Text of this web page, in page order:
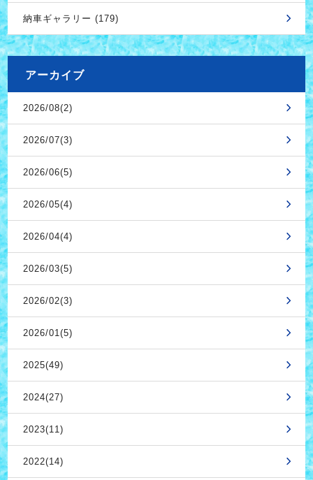
納車ギャラリー (179)
アーカイブ
2026/08(2)
2026/07(3)
2026/06(5)
2026/05(4)
2026/04(4)
2026/03(5)
2026/02(3)
2026/01(5)
2025(49)
2024(27)
2023(11)
2022(14)